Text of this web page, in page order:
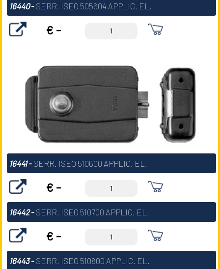
16440- SERR. ISEO 505604 APPLIC. EL.
€ -
16441- SERR. ISEO 510600 APPLIC. EL.
€ -
16442- SERR. ISEO 510700 APPLIC. EL.
€ -
16443- SERR. ISEO 510800 APPLIC. EL.